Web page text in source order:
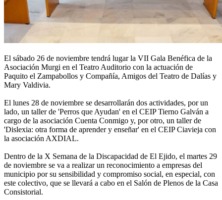
El sábado 26 de noviembre tendrá lugar la VII Gala Benéfica de la
Asociación Murgi en el Teatro Auditorio con la actuación de
Paquito el Zampabollos y Compañía, Amigos del Teatro de Dalías y
Mary Valdivia.
El lunes 28 de noviembre se desarrollarán dos actividades, por un
lado, un taller de 'Perros que Ayudan' en el CEIP Tierno Galván a
cargo de la asociación Cuenta Conmigo y, por otro, un taller de
'Dislexia: otra forma de aprender y enseñar' en el CEIP Ciavieja con
la asociación AXDIAL.
Dentro de la X Semana de la Discapacidad de El Ejido, el martes 29
de noviembre se va a realizar un reconocimiento a empresas del
municipio por su sensibilidad y compromiso social, en especial, con
este colectivo, que se llevará a cabo en el Salón de Plenos de la Casa
Consistorial.